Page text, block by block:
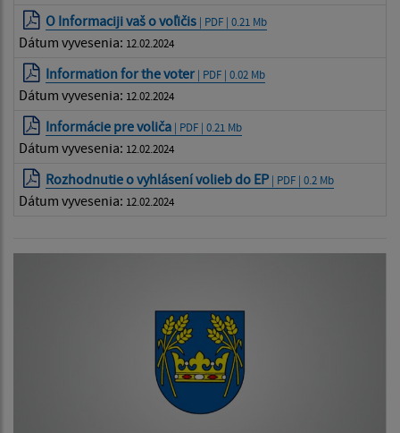
O Informaciji vaš o voľičis | PDF | 0.21 Mb
Dátum vyvesenia: 12.02.2024
Information for the voter | PDF | 0.02 Mb
Dátum vyvesenia: 12.02.2024
Informácie pre voliča | PDF | 0.21 Mb
Dátum vyvesenia: 12.02.2024
Rozhodnutie o vyhlásení volieb do EP | PDF | 0.2 Mb
Dátum vyvesenia: 12.02.2024